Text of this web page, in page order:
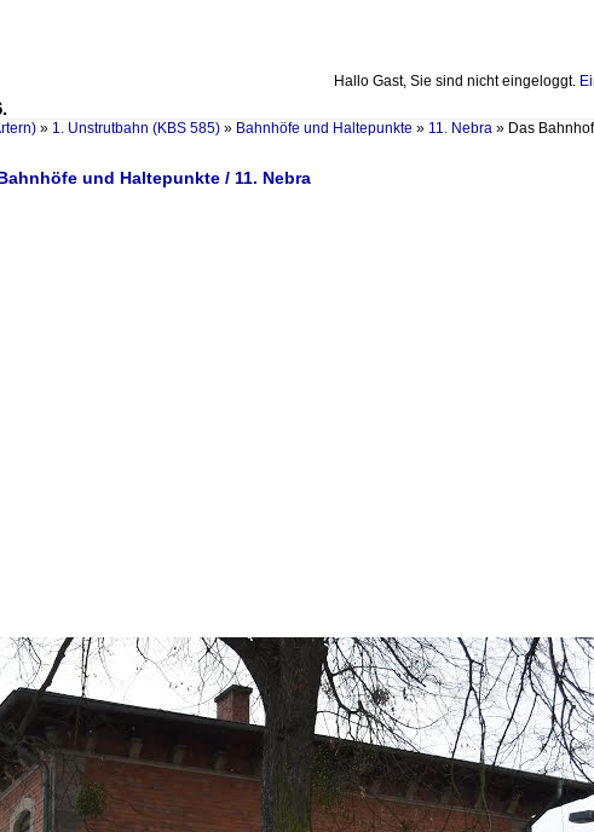
Hallo Gast, Sie sind nicht eingeloggt.
» 1. Unstrutbahn (KBS 585) » Bahnhöfe und Haltepunkte » 11. Nebra » Das
und Haltepunkte / 11. Nebra